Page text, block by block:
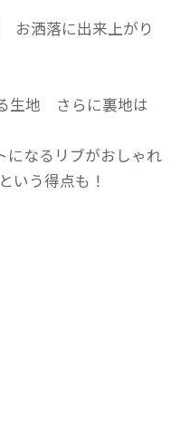
洒落に出来上がり
生地 さらに裏地は
になるリブがおしゃれ
いう得点も！